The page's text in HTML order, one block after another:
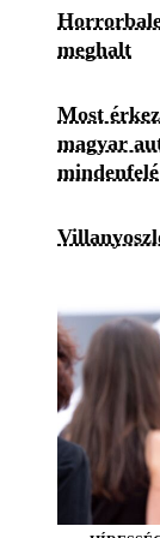
meghalt
Most
magyar
mindenfelé